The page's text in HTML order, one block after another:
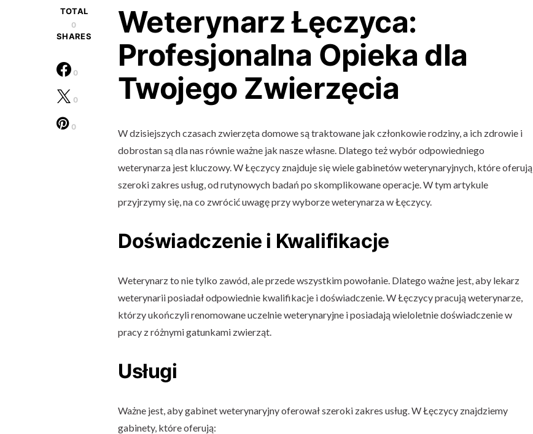
TOTAL
0
SHARES
0
0
0
Weterynarz Łęczyca:
Profesjonalna Opieka dla
Twojego Zwierzęcia
W dzisiejszych czasach zwierzęta domowe są traktowane jak członkowie rodziny, a ich zdrowie i
dobrostan są dla nas równie ważne jak nasze własne. Dlatego też wybór odpowiedniego
weterynarza jest kluczowy. W Łęczycy znajduje się wiele gabinetów weterynaryjnych, które oferują
szeroki zakres usług, od rutynowych badań po skomplikowane operacje. W tym artykule
przyjrzymy się, na co zwrócić uwagę przy wyborze weterynarza w Łęczycy.
Doświadczenie i Kwalifikacje
Weterynarz to nie tylko zawód, ale przede wszystkim powołanie. Dlatego ważne jest, aby lekarz
weterynarii posiadał odpowiednie kwalifikacje i doświadczenie. W Łęczycy pracują weterynarze,
którzy ukończyli renomowane uczelnie weterynaryjne i posiadają wieloletnie doświadczenie w
pracy z różnymi gatunkami zwierząt.
Usługi
Ważne jest, aby gabinet weterynaryjny oferował szeroki zakres usług. W Łęczycy znajdziemy
gabinety, które oferują: